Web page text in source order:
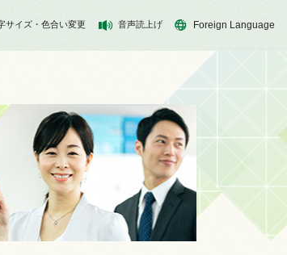
サイズ・色合い変更 音声読上げ Foreign Language